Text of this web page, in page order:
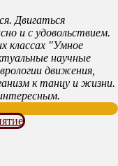
Двигаться
и с удовольствием.
классах "Умное
научные
движения,
к танцу и жизни.